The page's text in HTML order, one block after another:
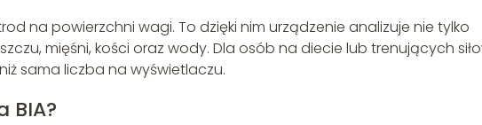
na powierzchni wagi. To dzięki nim urządzenie analizuje nie tylko
mięśni, kości oraz wody. Dla osób na diecie lub trenujących
sama liczba na wyświetlaczu.
BIA?